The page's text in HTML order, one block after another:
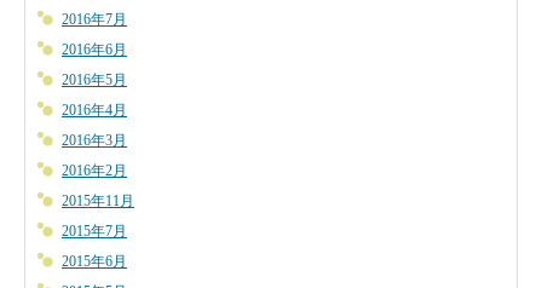
2016年7月
2016年6月
2016年5月
2016年4月
2016年3月
2016年2月
2015年11月
2015年7月
2015年6月